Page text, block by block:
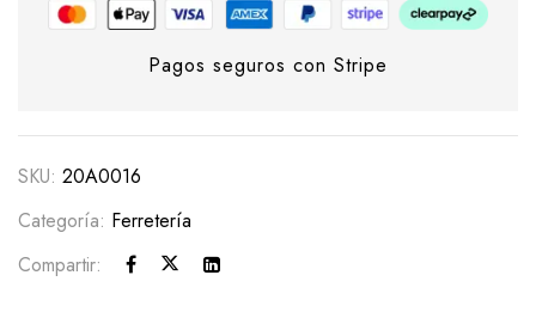
Pagos seguros con Stripe
SKU: 20A0016
Categoría: Ferretería
Compartir: